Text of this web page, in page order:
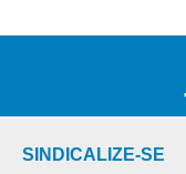
SINDICALIZE-SE